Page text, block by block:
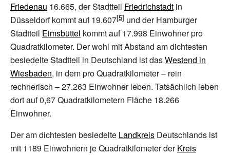
Friedenau 16.665, der Stadtteil Friedrichstadt in
Düsseldorf kommt auf 19.607
und der Hamburger
Stadtteil Eimsbüttel kommt auf 17.998 Einwohner pro
Quadratkilometer. Der wohl mit Abstand am dichtesten
besiedelte Stadtteil in Deutschland ist dasWestend in
Wiesbaden, in dem pro Quadratkilometer– rein
rechnerisch – 27.263 Einwohner leben. Tatsächlich leben
dort auf 0,67 Quadratkilometern Fläche 18.266
Einwohner.
Der am dichtesten besiedelte Landkreis Deutschlands ist
mit 1189 Einwohnern je Quadratkilometer derKreis